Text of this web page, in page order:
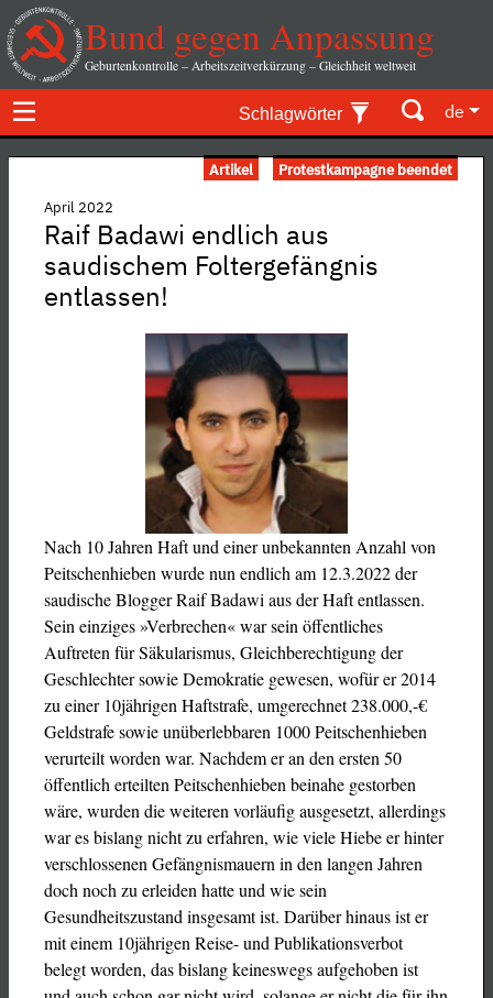
Bund gegen Anpassung
Geburtenkontrolle – Arbeitszeitverkürzung – Gleichheit weltweit
Schlagwörter de
Artikel Protestkampagne beendet
April 2022
Raif Badawi endlich aus
saudischem Foltergefängnis
entlassen!
Nach 10 Jahren Haft und einer unbekannten Anzahl von
Peitschenhieben wurde nun endlich am 12.3.2022 der
saudische Blogger Raif Badawi aus der Haft entlassen.
Sein einziges »Verbrechen« war sein öffentliches
Auftreten für Säkularismus, Gleichberechtigung der
Geschlechter sowie Demokratie gewesen, wofür er 2014
zu einer 10jährigen Haftstrafe, umgerechnet 238.000,-€
Geldstrafe sowie unüberlebbaren 1000 Peitschenhieben
verurteilt worden war. Nachdem er an den ersten 50
öffentlich erteilten Peitschenhieben beinahe gestorben
wäre, wurden die weiteren vorläufig ausgesetzt, allerdings
war es bislang nicht zu erfahren, wie viele Hiebe er hinter
verschlossenen Gefängnismauern in den langen Jahren
doch noch zu erleiden hatte und wie sein
Gesundheitszustand insgesamt ist. Darüber hinaus ist er
mit einem 10jährigen Reise- und Publikationsverbot
belegt worden, das bislang keineswegs aufgehoben ist